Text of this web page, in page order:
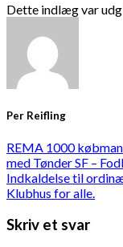
Dette indlæg var
Per Reifling
REMA 1000
med Tønder SF –
Indkaldelse til
Klubhus for alle.
Skriv et svar